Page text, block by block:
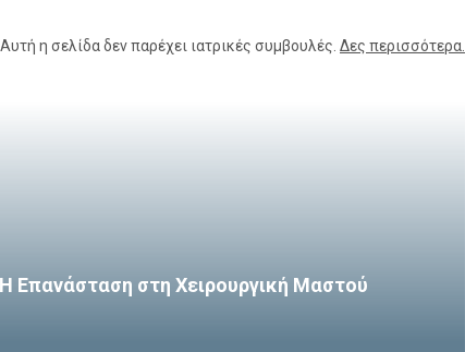
Αυτή η σελίδα δεν παρέχει ιατρικές συμβουλές. Δες περισσότερα.
Επανάσταση στη Χειρουργική Μαστού